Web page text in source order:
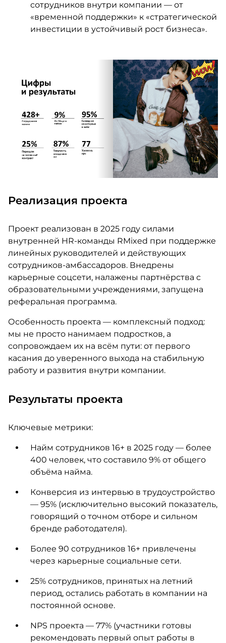
сотрудников внутри компании — от
«временной поддержки» к «стратегической
инвестиции в устойчивый рост бизнеса».
Реализация проекта
Проект реализован в 2025 году силами
внутренней HR-команды RMixed при поддержке
линейных руководителей и действующих
сотрудников-амбассадоров. Внедрены
карьерные соцсети, налажены партнёрства с
образовательными учреждениями, запущена
реферальная программа.
Особенность проекта — комплексный подход:
мы не просто нанимаем подростков, а
сопровождаем их на всём пути: от первого
касания до уверенного выхода на стабильную
работу и развития внутри компании.
Результаты проекта
Ключевые метрики:
Найм сотрудников 16+ в 2025 году — более
400 человек, что составило 9% от общего
объёма найма.
Конверсия из интервью в трудоустройство
— 95% (исключительно высокий показатель,
говорящий о точном отборе и сильном
бренде работодателя).
Более 90 сотрудников 16+ привлечены
через карьерные социальные сети.
25% сотрудников, принятых на летний
период, остались работать в компании на
постоянной основе.
NPS проекта — 77% (участники готовы
рекомендовать первый опыт работы в